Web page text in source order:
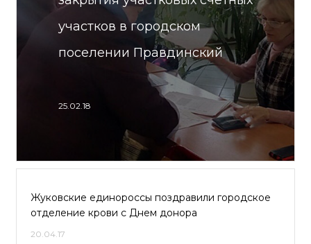
участков в городском
поселении Правдинский
25.02.18
Жуковские единороссы поздравили городское
отделение крови с Днем донора
20.04.17